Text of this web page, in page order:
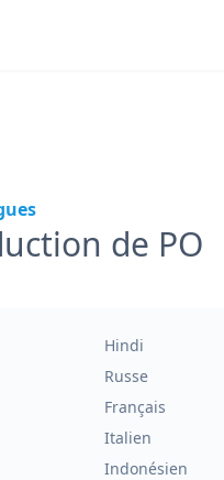
de PO
Hindi
Russe
Français
Italien
Indonésien